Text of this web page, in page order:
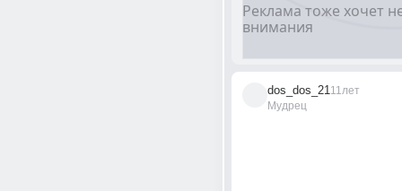
dos_dos_21
Мудрец
11лет